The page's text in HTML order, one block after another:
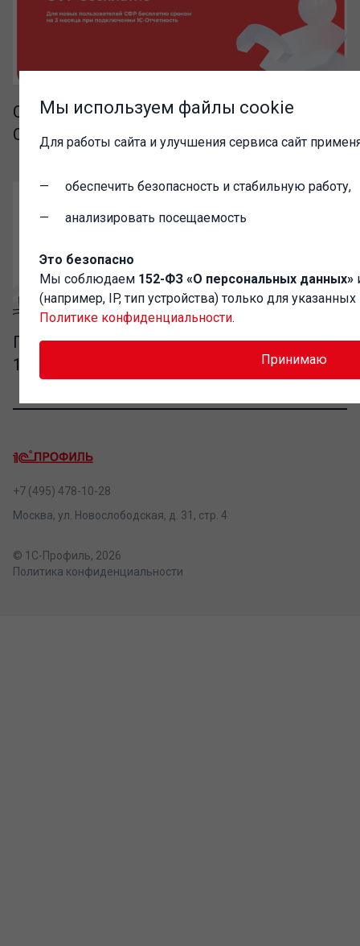
СФР бесплатно при подключении 1С-
Отчетности
Продление акции "Новый бизнес начни с
1С!" до конца 2026 года
+7 (495) 478-10-28
Москва, ул. Новослободская, д. 31, стр. 4
© 1С-Профиль, 2026
Политика конфиденциальности
Мы используем файлы cookie
Для работы сайта и улучшения сервиса сайт
обеспечить безопасность и стабильную работу,
анализировать посещаемость
Это безопасно
Мы соблюдаем 152-ФЗ «О персональных данных»
(например, IP, тип устройства) только для
Политике конфиденциальности.
Принимаю